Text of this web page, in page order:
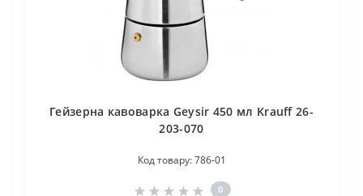
Гейзерна кавоварка Geysir 450 мл Krauff 26-
203-070
Код товару:786-01
0